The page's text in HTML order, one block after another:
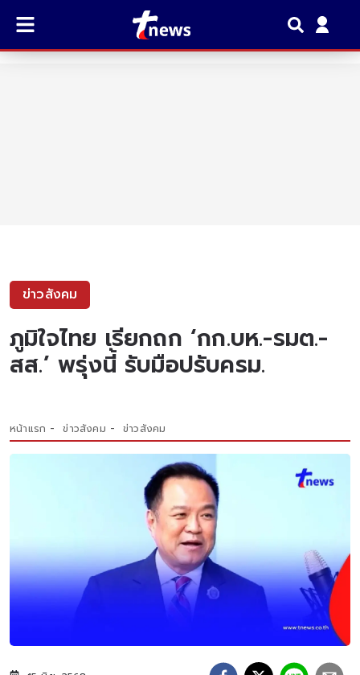
ข่าวสังคม
ภูมิใจไทย เรียกถก ‘กก.บห.-รมต.-
สส.’ พรุ่งนี้ รับมือปรับครม.
หน้าแรก ข่าวสังคม ข่าวสังคม